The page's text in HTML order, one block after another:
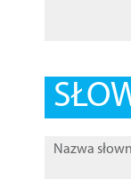
Nazwa